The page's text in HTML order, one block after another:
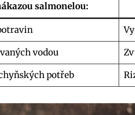
salmonelou:
vodou
potřeb